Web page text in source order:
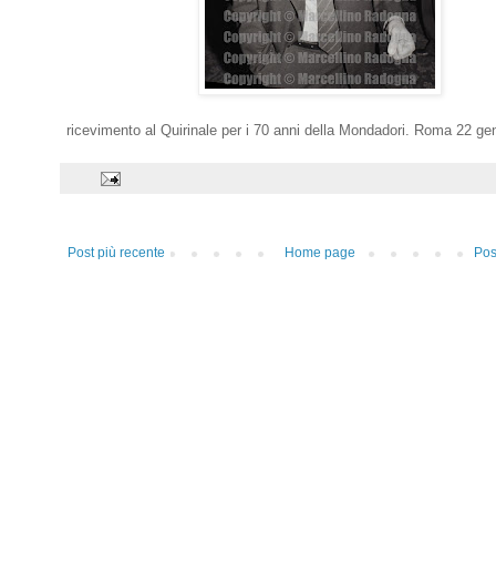
ricevimento al Quirinale per i 70 anni della Mondadori. Roma 22
Post più recente Home page